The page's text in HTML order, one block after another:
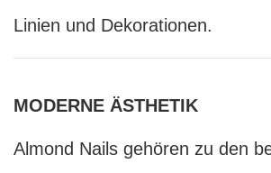
Linien und Dekorationen.
MODERNE ÄSTHETIK
Almond Nails gehören zu den